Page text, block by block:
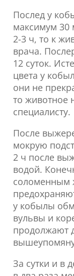
Послед у
максимум 30
2-3 ч, то к
врача.
12 суток.
цвета у
они не
то животное
специалисту.
После
мокрую
2 ч после
водой.
соломенным
у кобылы
вульвы и
продолжают
За сутки и в